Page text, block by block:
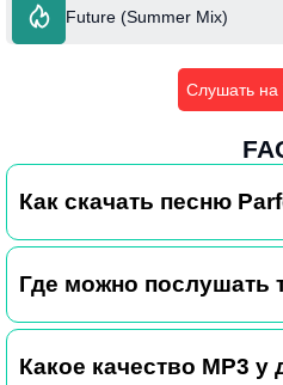
Future (Summer Mix)
Слушать на
Как скачать песню
Где можно послушать
Какое качество MP3 у